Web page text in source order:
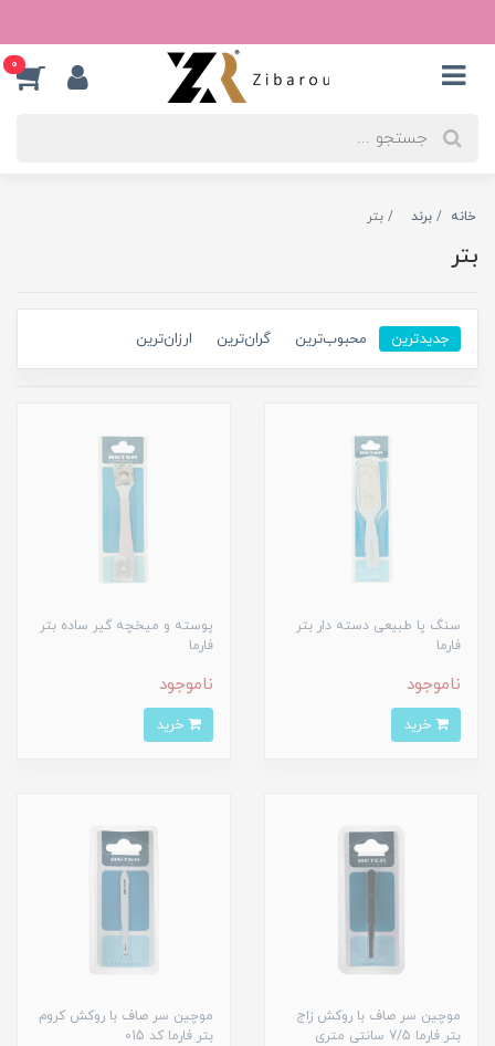
0
خانه برند بتر
بتر
جدیدترین محبوب‌ترین گران‌ترین ارزان‌ترین
سنگ پا طبیعی دسته دار بتر
فارما
ناموجود
پوسته و میخچه گیر ساده بتر
فارما
ناموجود
موچین سر صاف با روکش زاج
بتر فارما 7/5 سانتی متری
موچین سر صاف با روکش کروم
بتر فارما کد 015